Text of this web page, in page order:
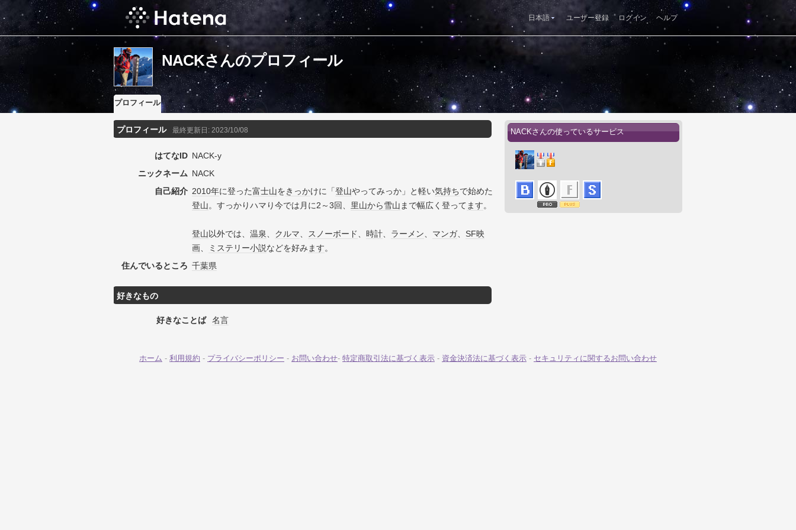
日本語 ユーザー登録 ログイン ヘルプ
NACKさんのプロフィール
プロフィール
プロフィール 最終更新日: 2023/10/08
はてなID NACK-y
ニックネーム NACK
自己紹介 2010年に登った富士山をきっかけに「登山やってみっか」と軽い気持ちで始めた
登山。すっかりハマり今では月に2～3回、 里山から雪山まで幅広く登って ます。
登山以外では、 温泉、 クルマ、 スノーボード、 時計、 ラーメン、 マンガ、 SF映
画、 ミステリー小説などを好みます。
住んでいるところ 千葉県
好きなもの
好きなことば 名言
NACKさんの使っているサービス
ホーム - 利用規約 - プライバシーポリシー - お問い合わせ- 特定商取引法に基づく表示 - 資金決済法に基づく表示 - セキュリティに関するお問い合わせ